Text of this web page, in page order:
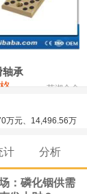
0
轴承
芜湖合金
在网上路演时表示，
了包括一体化关节集
计 分析
：磷化铟供需